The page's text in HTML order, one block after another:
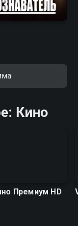
Кино
Премиум HD